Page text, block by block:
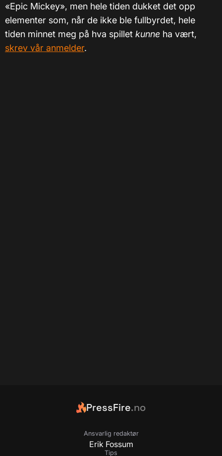
«Epic Mickey», men hele tiden dukket det opp
elementer som, når de ikke ble fullbyrdet, hele
tiden minnet meg på hva spillet kunne ha vært,
skrev vår anmelder.
PressFire.no
Ansvarlig redaktør
Erik Fossum
Tips